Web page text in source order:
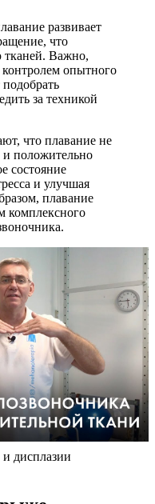
развивает
что
тканей. Важно,
опытного
за техникой
что плавание не
и положительно
состояние
и улучшая
плавание
комплексного
дисплазии